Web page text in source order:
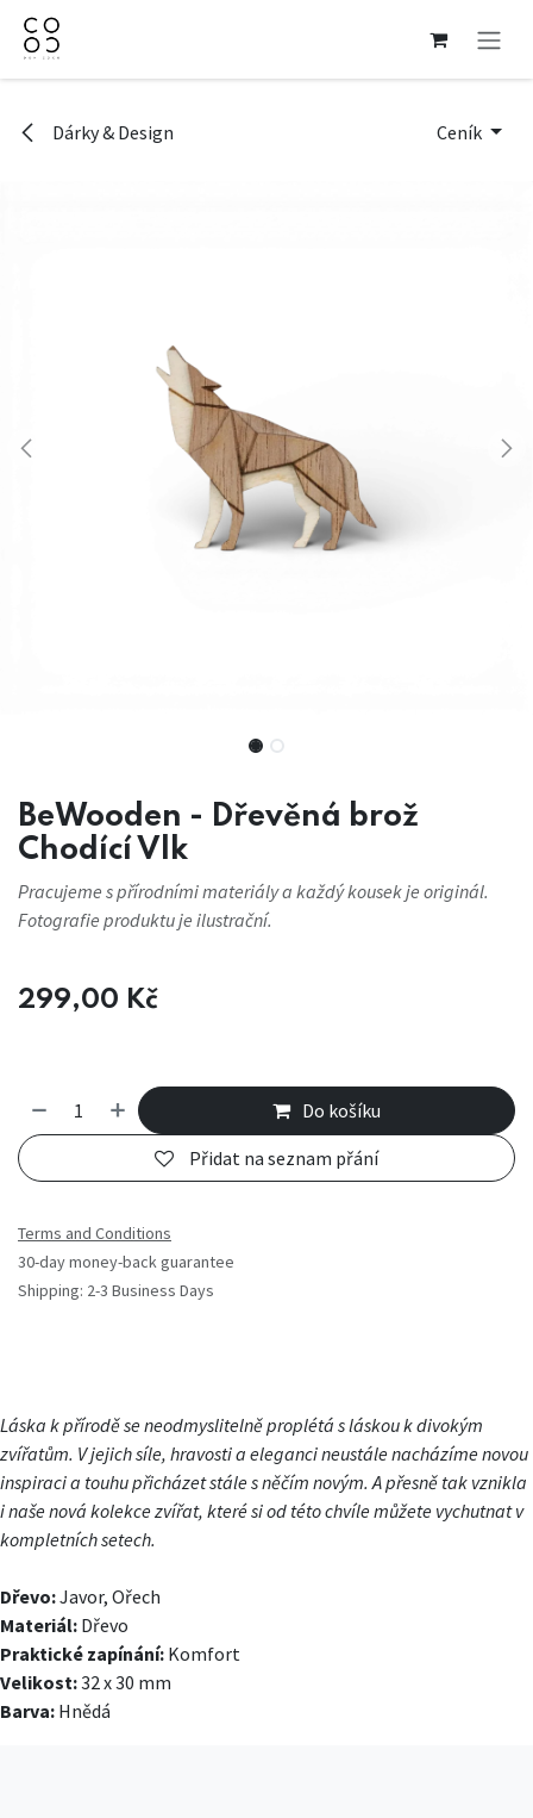
Přejít na obsah
Dárky & Design Ceník
BeWooden - Dřevěná brož
Chodící Vlk
Pracujeme s přírodními materiály a každý kousek je originál.
Fotografie produktu je ilustrační.
299,00 Kč
Do košíku
Přidat na seznam přání
Terms and Conditions
30-day money-back guarantee
Shipping: 2-3 Business Days
Láska k přírodě se neodmyslitelně proplétá s láskou k divokým
zvířatům. V jejich síle, hravosti a eleganci neustále nacházíme novou
inspiraci a touhu přicházet stále s něčím novým. A přesně tak vznikla
i naše nová kolekce zvířat, které si od této chvíle můžete vychutnat v
kompletních setech.
Dřevo:Javor, Ořech
Materiál: Dřevo
Praktické zapínání: Komfort
Velikost:32 x 30 mm
Barva: Hnědá